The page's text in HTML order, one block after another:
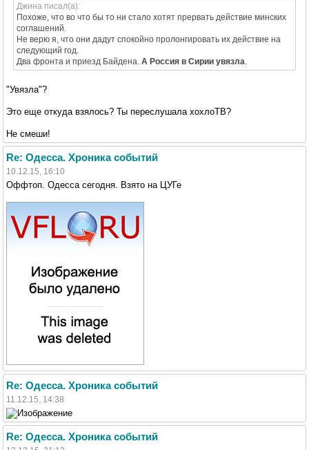
Джина писал(а):
Похоже, что во что бы то ни стало хотят прервать действие минских
соглашений.
Не верю я, что они дадут спокойно пролонгировать их действие на
следующий год.
Два фронта и приезд Байдена. А Россия в Сирии увязла
"Увязла"?
Это еще откуда взялось? Ты переслушала хохлоТВ?
Не смеши!
Re: Одесса. Хроника событий
10.12.15, 16:10
Оффтоп. Одесса сегодня. Взято на ЦУГе
Re: Одесса. Хроника событий
11.12.15, 14:38
Re: Одесса. Хроника событий